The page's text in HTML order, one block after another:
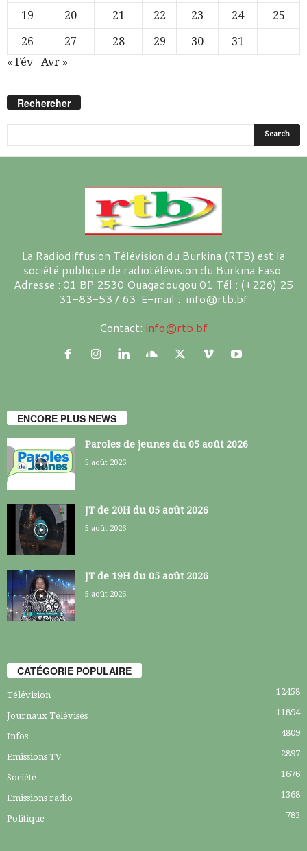
19
20 21 22 23 24
25
26
27 28 29 30
31
« Fév
Avr »
Rechercher
La Radiodiffusion Télévision du Burkina (RTB) est la
société publique de radiotélévision du Burkina Faso.
Adresse : 01 BP 2530 Ouagadougou 01 Tél : (+226) 25
31-83-53 / 63 E-mail : info@rtb.bf
Contact: info@rtb.bf
ENCORE PLUS NEWS
Paroles de jeunes du 05 août 2026
5 août 2026
JT de 20H du 05 août 2026
5 août 2026
JT de 19H du 05 août 2026
5 août 2026
CATÉGORIE POPULAIRE
Télévision 12458
Journaux Télévisés 11894
Infos 4809
Emissions TV 2897
Société 1676
Emissions radio 1368
Politique 783